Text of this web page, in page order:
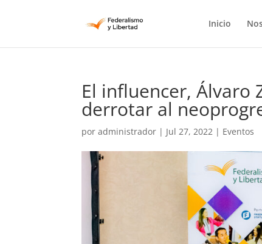
Inicio
El influencer, Álvaro
derrotar al
poradministrador | Jul 27, 2022 | Eventos